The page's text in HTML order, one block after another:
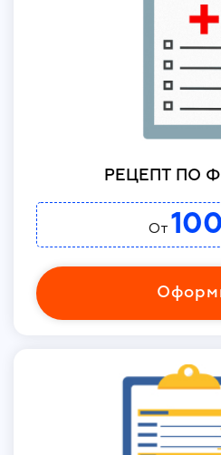
РЕЦЕПТ ПО
От